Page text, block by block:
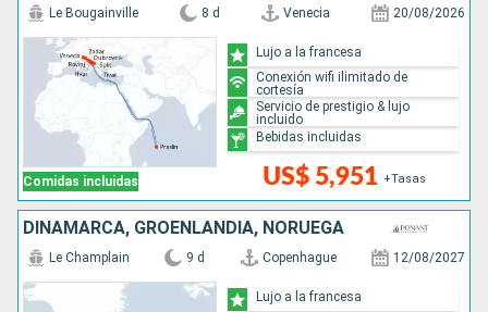
Comidas incluidas
Le Bougainville 8 d Venecia 20/08/2026
US$ 5,951 +Tasas
Lujo a la francesa
Conexión wifi ilimitado de
cortesía
Servicio de prestigio & lujo
incluido
Bebidas incluidas
DINAMARCA, GROENLANDIA, NORUEGA
Le Champlain 9 d Copenhague 12/08/2027
Lujo a la francesa